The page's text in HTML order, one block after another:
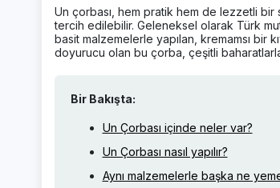
Un çorbası, hem pratik hem de lezzetli bir
tercih edilebilir. Geleneksel olarak Türk
basit malzemelerle yapılan, kremamsı bir
doyurucu olan bu çorba, çeşitli
Bir Bakışta:
Un Çorbası içinde neler var?
Un Çorbası nasıl yapılır?
Aynı malzemelerle başka ne